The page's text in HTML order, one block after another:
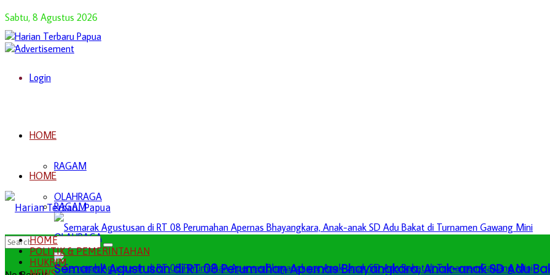
Sabtu, 8 Agustus 2026
Login
HOME
RAGAM
OLAHRAGA
Semarak Agustusan di RT 08 Perumahan Apernas Bhayangkara, Anak-anak SD Adu
HOME
RAGAM
OLAHRAGA
HOME
POLITIK & PEMERINTAHAN
HUKRIM